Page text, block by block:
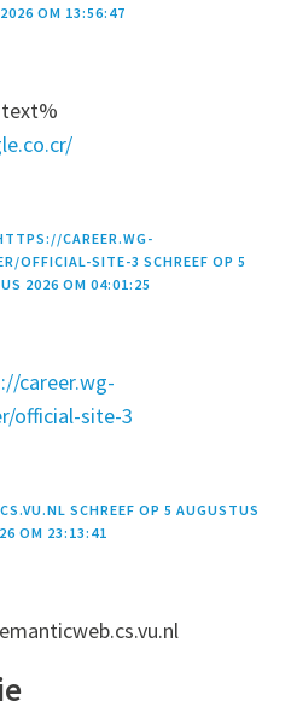
OM 13:56:47
CAREER.WG-
OFFICIAL-SITE-3 SCHREEF OP 5
2026 OM 04:01:25
career.wg-
official-site-3
SCHREEF OP 5 AUGUSTUS
OM 23:13:41